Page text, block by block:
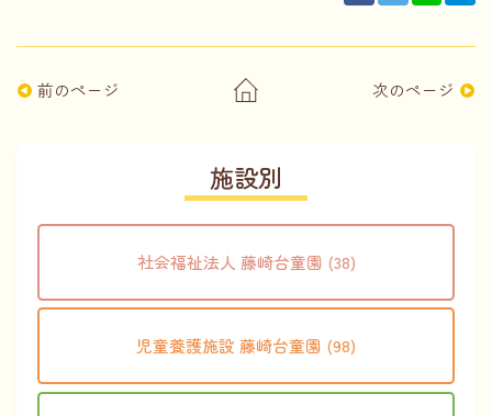
前のページ 次のページ
施設別
社会福祉法人 藤崎台童園 (38)
児童養護施設 藤崎台童園 (98)